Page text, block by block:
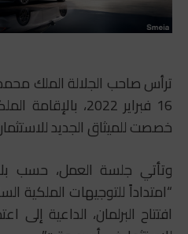
ترأس صاحب الجلالة الملك
16 فبراير 2022،
خصصت للميثاق الجديد
وتأتي جلسة العمل، حسب
“امتداداً للتوجيهات الملكية
افتتاح البرلمان، الداعية إلى